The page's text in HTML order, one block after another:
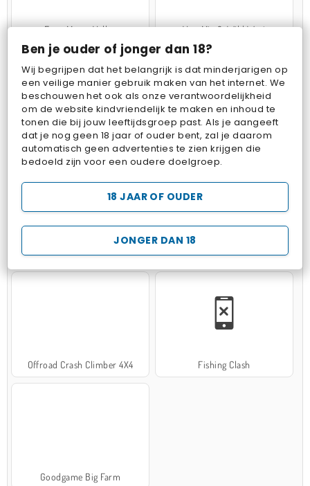
Ben je ouder of jonger dan 18?
Wij begrijpen dat het belangrijk is dat minderjarigen op
een veilige manier gebruik maken van het internet. We
beschouwen het ook als onze verantwoordelijkheid
om de website kindvriendelijk te maken en inhoud te
tonen die bij jouw leeftijdsgroep past. Als je aangeeft
dat je nog geen 18 jaar of ouder bent, zal je daarom
automatisch geen advertenties te zien krijgen die
bedoeld zijn voor een oudere doelgroep.
JONGER DAN 18
18 JAAR OF OUDER
Farm Merge Valley VegaMix 2: Wild West
Pop Fruit Bubbits
Hospital Surgeon Doctor Game Potion Sort
Offroad Crash Climber 4X4 Fishing Clash
Goodgame Big Farm